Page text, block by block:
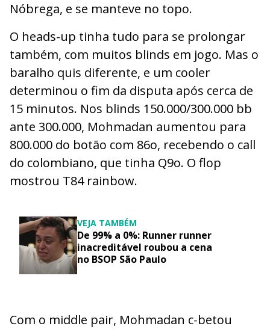
Nóbrega, e se manteve no topo.
O heads-up tinha tudo para se prolongar
também, com muitos blinds em jogo. Mas o
baralho quis diferente, e um cooler
determinou o fim da disputa após cerca de
15 minutos. Nos blinds 150.000/300.000 bb
ante 300.000, Mohmadan aumentou para
800.000 do botão com 86o, recebendo o call
do colombiano, que tinha Q9o. O flop
mostrou T84 rainbow.
VEJA TAMBÉM
De 99% a 0%: Runner runner
inacreditável roubou a cena
no BSOP São Paulo
Com o middle pair, Mohmadan c-betou